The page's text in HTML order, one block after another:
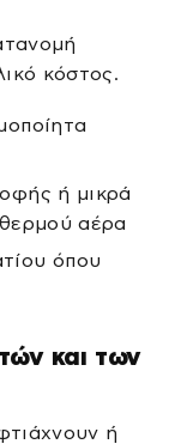
κόστος.
ή μικρά
αέρα
όπου
και των
ή